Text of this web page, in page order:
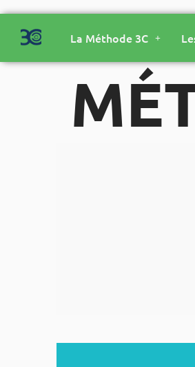
La Méthode 3C